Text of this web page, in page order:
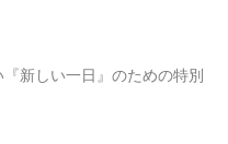
新しい一日』のための特別